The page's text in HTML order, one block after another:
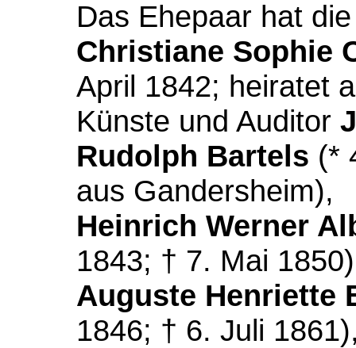
Das Ehepaar hat
Christiane Sophie
April 1842; heiratet
Künste und Auditor
Rudolph Bartels (*
aus Gandersheim),
Heinrich Werner
1843; † 7. Mai
Auguste Henriette
1846; † 6. Juli